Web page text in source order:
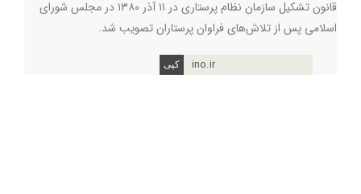
قانون تشکیل سازمان نظام پرستاری در ۱۱ آذر ۱۳۸۰ در مجلس شورای
اسلامی پس از تلاش‌های فراوان پرستاران تصویب شد.
ino.ir